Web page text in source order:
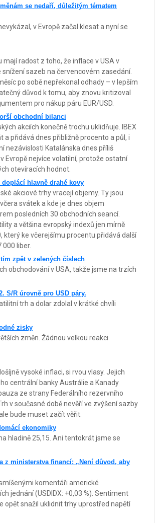
se nedaří, důležitým tématem
v Evropě začal klesat a nyní se
radost z toho, že inflace v USA v
sazeb na červencovém zasedání.
po sobě nepřekonal odhady – v lepším
důvod k tomu, aby znovu kritizoval
pro nákup páru EUR/USD.
obchodní bilanci
akciích konečně trochu uklidňuje. IBEX
přidává dnes přibližně procento a půl, i
nezávislosti Katalánska dnes příliš
Evropě nejvíce volatilní, protože ostatní
otevíracích hodnot.
hlavně drahé kovy
akciové trhy vracejí objemy. Ty jsou
svátek a kde je dnes objem
posledních 30 obchodních seancí.
a většina evropský indexů jen mírně
který ke včerejšímu procentu přidává další
liber.
zpět v zelených číslech
obchodování v USA, takže jsme na trzích
S/R úrovně pro USD páry.
trh a dolar zdolal v krátké chvíli
zisky
změn. Žádnou velkou reakci
vysoké inflaci, si rvou vlasy. Jejich
centrální banky Austrálie a Kanady
ze strany Federálního rezervního
v současné době nevěří ve zvýšení sazby
bude muset začít věřit.
ekonomiky
hladině 25,15. Ani tentokrát jsme se
z ministerstva financí: „Není důvod, aby
komentáři americké
jednání (USDIDX: +0,03 %). Sentiment
opět snažil uklidnit trhy uprostřed napětí